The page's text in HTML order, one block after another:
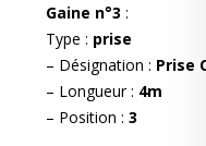
Gaine n°3 :
Type : prise
– Désignation : Prise
– Longueur : 4m
– Position : 3